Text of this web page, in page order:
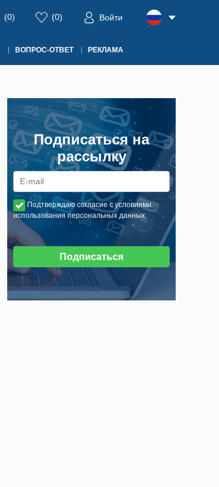
(0) (0) Войти
ВОПРОС-ОТВЕТ РЕКЛАМА
Подписаться на
рассылку
Подтверждаю согласие с условиями
использования персональных данных
Подписаться